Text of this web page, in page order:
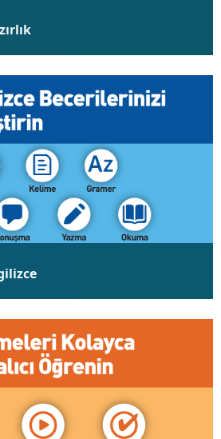
ve en Etkili Stratejiler
Konuşma, Yazma, Gramer,